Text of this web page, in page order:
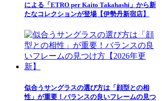
による「ETRO per Kaito Takahashi」から新
たなコレクションが登場【伊勢丹新宿店】
似合うサングラスの選び方は「顔型との相
性」が重要！バランスの良いフレームの見つ